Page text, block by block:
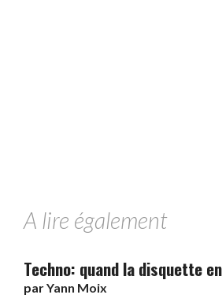
A lire également
Techno: quand la disquette
parYann Moix